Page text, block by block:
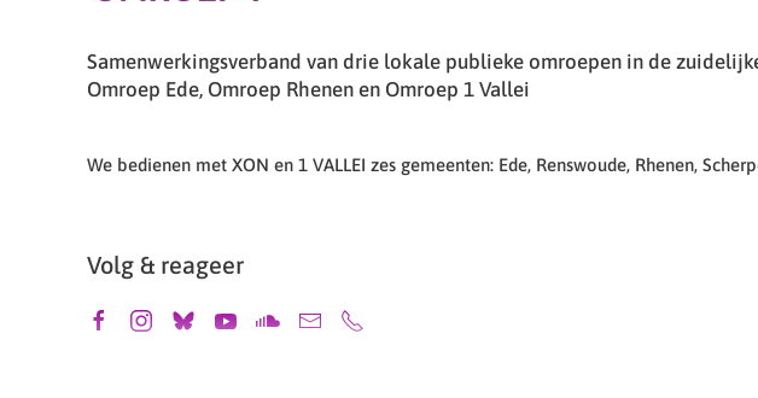
Samenwerkingsverband van drie lokale publieke omroepen in de
Omroep Ede, Omroep Rhenen en Omroep 1 Vallei
We bedienen met XON en 1 VALLEI zes gemeenten: Ede, Renswoude, Rhenen,
Volg & reageer